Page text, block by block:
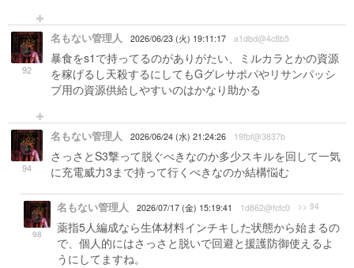
92
名もない管理人 2026/06/23 (火) 19:11:17 a1dbd@4c8b5
暴食をs1で持ってるのがありがたい、ミルカラとかの資源
を稼げるし天殺するにしてもGグレサポパやリサンパッシ
ブ用の資源供給しやすいのはかなり助かる
94
名もない管理人 2026/06/24 (水) 21:24:26 19fbf@3837b
さっさとS3撃って脱ぐべきなのか多少スキルを回して一気
に充電威力3まで持って行くべきなのか結構悩む
98
名もない管理人 2026/07/17 (金) 15:19:41 1d862@fcfc0 >> 94
薬指5人編成なら生体材料インチキした状態から始まるの
で、個人的にはさっさと脱いで回避と援護防御使えるよ
うにしてますね。